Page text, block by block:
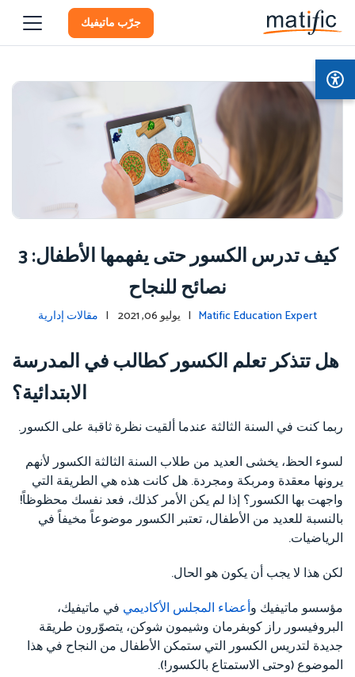
جرّب ماتيفيك
كيف تدرس الكسور حتى يفهمها الأطفال: 3
نصائح للنجاح
Matific Education Expert | يوليو 06, 2021 | مقالات إدارية
هل تتذكر تعلم الكسور كطالب في المدرسة
الابتدائية؟
ربما كنت في السنة الثالثة عندما ألقيت نظرة ثاقبة على الكسور.
لسوء الحظ، يخشى العديد من طلاب السنة الثالثة الكسور لأنهم
يرونها معقدة ومربكة ومجردة. هل كانت هذه هي الطريقة التي
واجهت بها الكسور؟ إذا لم يكن الأمر كذلك، فعد نفسك محظوظاً!
بالنسبة للعديد من الأطفال، تعتبر الكسور موضوعاً مخيفاً في
الرياضيات.
لكن هذا لا يجب أن يكون هو الحال.
مؤسسو ماتيفيك وأعضاء المجلس الأكاديمي في ماتيفيك،
البروفيسور راز كوبفرمان وشيمون شوكن، يتصوّرون طريقة
جديدة لتدريس الكسور التي ستمكن الأطفال من النجاح في هذا
الموضوع (وحتى الاستمتاع بالكسور!).